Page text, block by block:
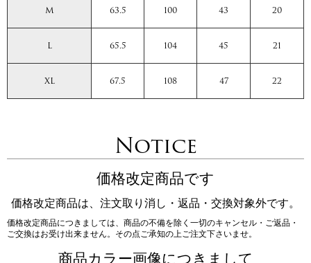
M 63.5 100 43 20
L 65.5 104 45 21
XL 67.5 108 47 22
Notice
価格改定商品です
価格改定商品は、注文取り消し・返品・交換対象外です。
価格改定商品につきましては、商品の不備を除く一切のキャンセル・ご返品・
ご交換はお受け出来ません。その点ご承知の上ご注文下さいませ。
商品カラー画像につきまして